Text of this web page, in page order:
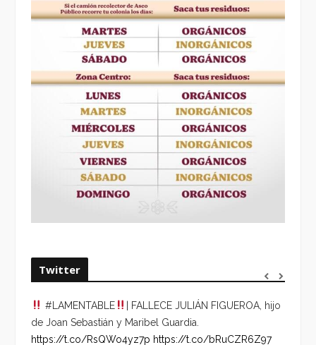
Twitter
#LAMENTABLE
| FALLECE JULIÁN FIGUEROA, hijo
de Joan Sebastián y Maribel Guardia.
https://t.co/RsQWo4yz7p https://t.co/bRuCZR6Z97